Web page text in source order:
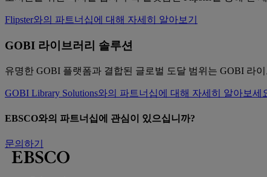
Flipster와의 파트너십에 대해 자세히 알아보기
GOBI 라이브러리 솔루션
유명한 GOBI 플랫폼과 결합된 글로벌 도달 범위는 GOBI 라
GOBI Library Solutions와의 파트너십에 대해 자세히 알아보세
EBSCO와의 파트너십에 관심이 있으십니까?
문의하기